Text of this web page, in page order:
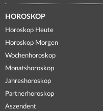
HOROSKOP
Horoskop Heute
Horoskop Morgen
Wochenhoroskop
Monatshoroskop
Jahreshoroskop
Partnerhoroskop
Aszendent